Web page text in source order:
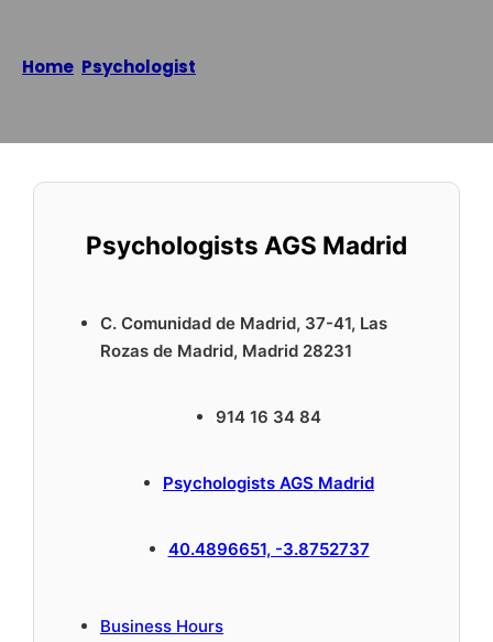
Home Psychologist
Psychologists AGS Madrid
C. Comunidad de Madrid, 37-41, Las
Rozas de Madrid, Madrid 28231
914 16 34 84
Psychologists AGS Madrid
40.4896651, -3.8752737
Business Hours